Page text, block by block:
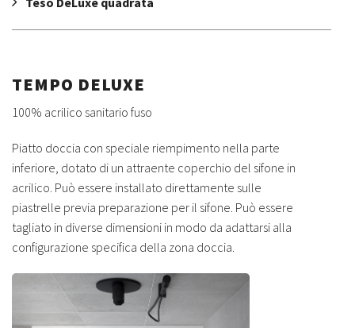
TEMPO DELUXE
100% acrilico sanitario fuso
Piatto doccia con speciale riempimento nella parte
inferiore, dotato di un attraente coperchio del sifone in
acrilico. Può essere installato direttamente sulle
piastrelle previa preparazione per il sifone. Può essere
tagliato in diverse dimensioni in modo da adattarsi alla
configurazione specifica della zona doccia.